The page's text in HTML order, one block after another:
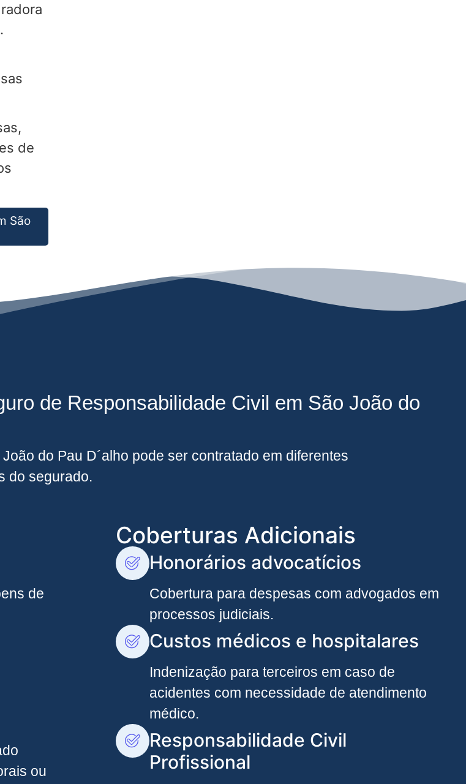
de
São
de Responsabilidade Civil em São João do
do Pau D´alho pode ser contratado em diferentes
do segurado.
de
ou
Coberturas Adicionais
Honorários advocatícios
Cobertura para despesas com advogados em
processos judiciais.
Custos médicos e hospitalares
Indenização para terceiros em caso de
acidentes com necessidade de atendimento
médico.
Responsabilidade Civil
Profissional